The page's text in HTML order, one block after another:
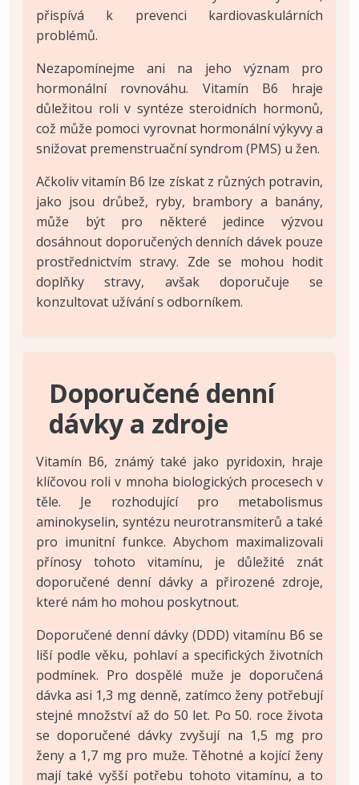
přispívá k prevenci kardiovaskulárních
problémů.
Nezapomínejme ani na jeho význam pro
hormonální rovnováhu. Vitamín B6 hraje
důležitou roli v syntéze steroidních hormonů,
což může pomoci vyrovnat hormonální výkyvy a
snižovat premenstruační syndrom (PMS) u žen.
Ačkoliv vitamín B6 lze získat z různých potravin,
jako jsou drůbež, ryby, brambory a banány,
může být pro některé jedince výzvou
dosáhnout doporučených denních dávek pouze
prostřednictvím stravy. Zde se mohou hodit
doplňky stravy, avšak doporučuje se
konzultovat užívání s odborníkem.
Doporučené denní
dávky a zdroje
Vitamín B6, známý také jako pyridoxin, hraje
klíčovou roli v mnoha biologických procesech v
těle. Je rozhodující pro metabolismus
aminokyselin, syntézu neurotransmiterů a také
pro imunitní funkce. Abychom maximalizovali
přínosy tohoto vitamínu, je důležité znát
doporučené denní dávky a přirozené zdroje,
které nám ho mohou poskytnout.
Doporučené denní dávky (DDD) vitamínu B6 se
liší podle věku, pohlaví a specifických životních
podmínek. Pro dospělé muže je doporučená
dávka asi 1,3 mg denně, zatímco ženy potřebují
stejné množství až do 50 let. Po 50. roce života
se doporučené dávky zvyšují na 1,5 mg pro
ženy a 1,7 mg pro muže. Těhotné a kojící ženy
mají také vyšší potřebu tohoto vitamínu, a to